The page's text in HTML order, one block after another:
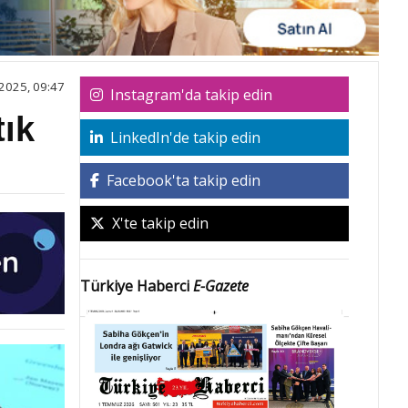
09:47 Instagram'da takip edin
LinkedIn'de takip edin
Facebook'ta takip edin
X'te takip edin
Türkiye HaberciE-Gazete